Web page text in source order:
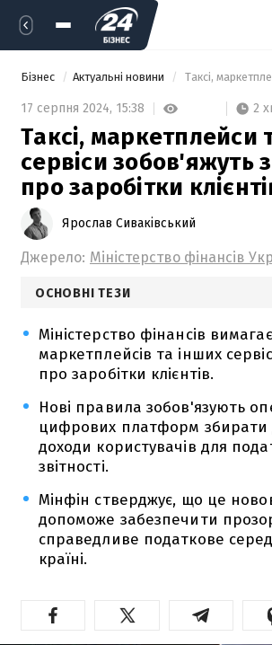
Бізнес Актуальні новини
17 серпня 2024, 15:38 2
Таксі, маркетплейси
сервіси зобов'яжуть
про заробітки
Ярослав Сиваківський
Джерело: Міністерство фінансів
ОСНОВНІ ТЕЗИ
Міністерство фінансів вимагає
маркетплейсів та інших
про заробітки клієнтів.
Нові правила зобов'язують
цифрових платформ збирати
доходи користувачів для
звітності.
Мінфін стверджує, що це
допоможе забезпечити
справедливе податкове
країні.